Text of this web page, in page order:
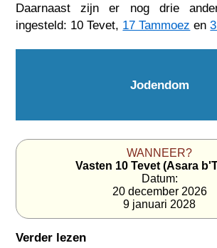
Daarnaast zijn er nog drie
ingesteld: 10 Tevet, 17 Tammoez en
Jodendom
WANNEER?
Vasten 10 Tevet (Asara
Datum:
20 december 2026
9 januari 2028
Verder lezen